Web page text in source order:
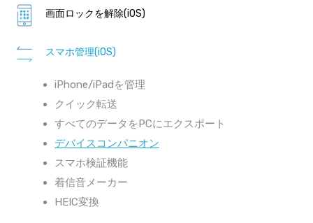
画面ロックを解除(iOS)
スマホ管理(iOS)
iPhone/iPadを管理
クイック転送
すべてのデータをPCにエクスポート
デバイスコンパニオン
スマホ検証機能
着信音メーカー
HEIC変換